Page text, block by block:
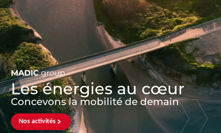
MADIC group
Les énergies au cœur
Concevons la mobilité de demain
Nos activités